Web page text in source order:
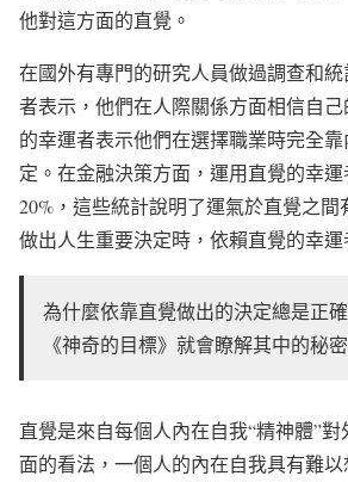
他對這方面的直覺。
在國外有專門的研究人員做過調查和
者表示，他們在人際關係方面相信自
的幸運者表示他們在選擇職業時完全
定。在金融決策方面，運用直覺的幸
20%，這些統計說明了運氣於直覺之
做出人生重要決定時，依賴直覺的幸運
為什麼依靠直覺做出的決定總是正
《神奇的目標》就會瞭解其中的秘密
直覺是來自每個人內在自我“精神體”
面的看法，一個人的內在自我具有難